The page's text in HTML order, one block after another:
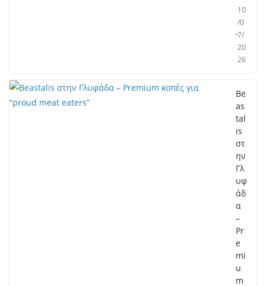
10
/0
7/
20
26
Be
as
tal
is
στ
ην
Γλ
υφ
άδ
α
–
Pr
e
mi
u
m